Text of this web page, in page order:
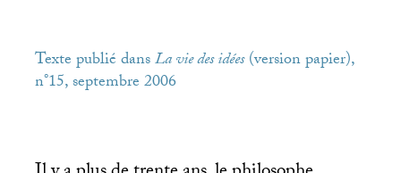
Texte publié dansLa vie des idées(version papier),
n°15, septembre 2006